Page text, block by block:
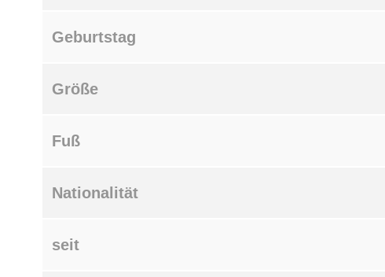
Geburtstag
Größe
Fuß
Nationalität
seit